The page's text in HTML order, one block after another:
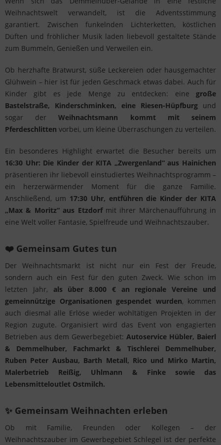
Weihnachtswelt verwandelt, ist die Adventsstimmung
garantiert. Zwischen funkelnden Lichterketten, köstlichen
Düften und fröhlicher Musik laden liebevoll gestaltete Stände
zum Bummeln, Genießen und Verweilen ein.
Ob herzhafte Bratwurst, süße Leckereien oder hausgemachter
Glühwein – hier ist für jeden Geschmack etwas dabei. Auch für
Kinder gibt es jede Menge zu entdecken: eine große
Bastelstraße, Kinderschminken, eine Riesen-Hüpfburg und
sogar derWeihnachtsmann kommt mit seinem
Pferdeschlitten vorbei, um kleine Überraschungen zu verteilen.
Ein besonderes Highlight erwartet die Besucher bereits um
16:30 Uhr: Die Kinder der KITA „Zwergenland“ aus Hainichen
präsentieren ihr liebevoll einstudiertes Weihnachtsprogramm –
ein herzerwärmender Moment für die ganze Familie.
Anschließend, um 17:30 Uhr, entführen die Kinder der KITA
„Max & Moritz“ aus Etzdorfmit ihrer Märchenaufführung in
eine Welt voller Fantasie, Spielfreude und Weihnachtszauber.
❤️ Gemeinsam Gutes tun
Der Weihnachtsmarkt ist nicht nur ein Fest der Freude,
sondern auch ein Fest für den guten Zweck. Wie schon im
letzten Jahr, als über 8.000 € an regionale Vereine und
gemeinnützige Organisationen gespendet wurden, kommen
auch diesmal alle Erlöse wieder wohltätigen Projekten in der
Region zugute. Organisiert wird das Event von engagierten
Betrieben aus dem Gewerbegebiet: Autoservice Hübler, Baierl
& Demmelhuber, Fachmarkt & Tischlerei Demmelhuber,
Ruben Peter Ausbau, Barth Metall, Rico und Mirko Martin,
Malerbetrieb Reißig, Uhlmann & Finke sowie das
Lebensmitteloutlet Ostmilch.
✨ Gemeinsam Weihnachten erleben
Ob mit Familie, Freunden oder Kollegen – der
Weihnachtszauber im Gewerbegebiet Schlegel ist der perfekte